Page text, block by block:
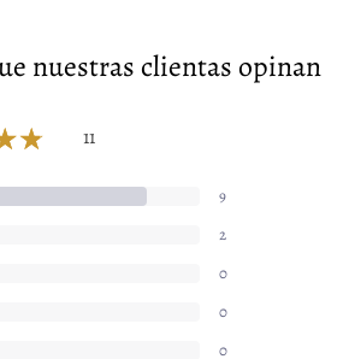
nuestras clientas opinan
11
9
2
0
0
0